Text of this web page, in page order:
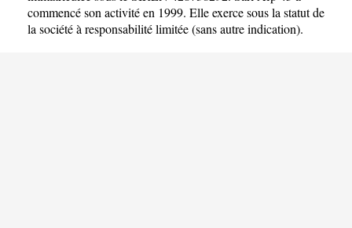
commencé son activité en 1999. Elle exerce sous la statut de
la société à responsabilité limitée (sans autre indication).